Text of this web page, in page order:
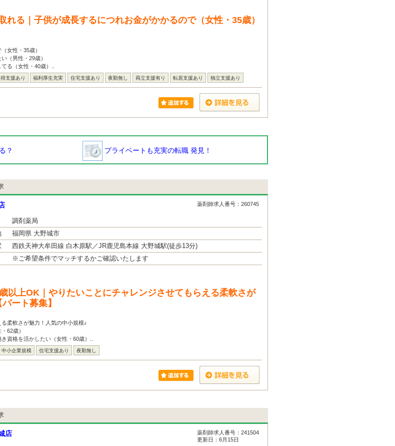
れる｜子供が成長するにつれお金がかかるので（女性・35歳）
女性・35歳）
（男性・29歳）
る（女性・40歳）..
支援あり 福利厚生充実 住宅支援あり 夜勤無し 両立支援有り 転居支援あり 独立支援あり
？ プライベートも充実の転職 発見！
薬剤師求人番号：260745
調剤薬局
福岡県 大野城市
西鉄天神大牟田線 白木原駅／JR鹿児島本線 大野城駅(徒歩13分)
※ご希望条件でマッチするかご確認いたします
以上OK｜やりたいことにチャレンジさせてもらえる柔軟さが
ート募集】
柔軟さが魅力！人気の中小規模♪
62歳）
資格を活かしたい（女性・60歳）..
中小企業規模 住宅支援あり 夜勤無し
店
薬剤師求人番号：241504
更新日：6月15日